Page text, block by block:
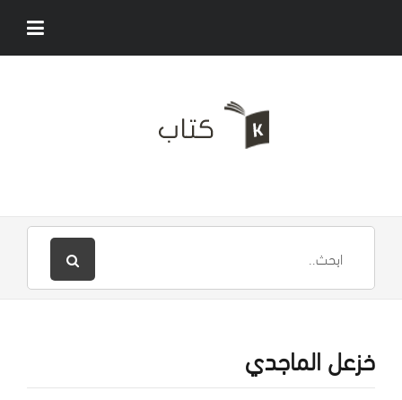
خزعل الماجدي